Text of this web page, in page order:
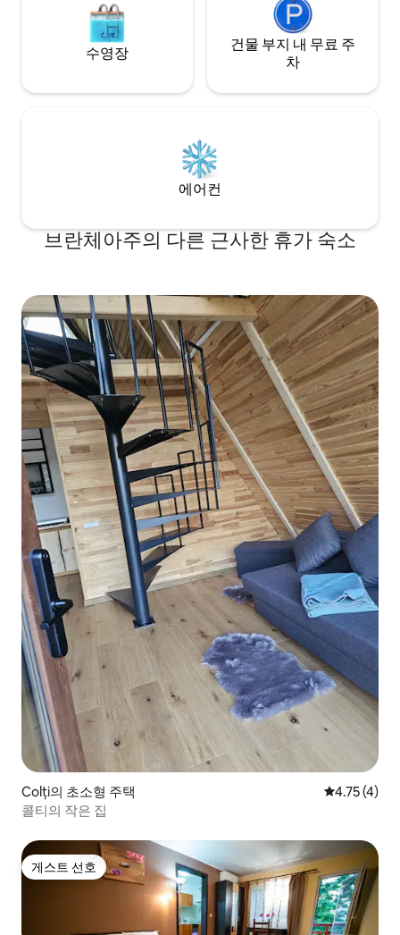
수영장
건물 부지 내 무료 주
차
에어컨
브란체아주의 다른 근사한 휴가 숙소
Colți의 초소형 주택 평점 4.75점
4.75 (4)
콜티의 작은 집
게스트 선호
게스트 선호